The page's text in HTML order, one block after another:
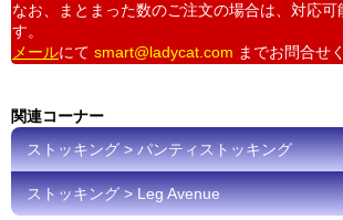
なお、まとまった数のご注文の場合は、対応可
す。
メールにて smart@ladycat.com までお問合せ
関連コーナー
ストッキング > パンティストッキング
ストッキング > Leg Avenue